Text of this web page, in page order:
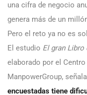
una cifra de negocio
genera más de un
Pero el reto ya no es
El estudio El gran Libro
elaborado por el
ManpowerGroup,
encuestadas tiene